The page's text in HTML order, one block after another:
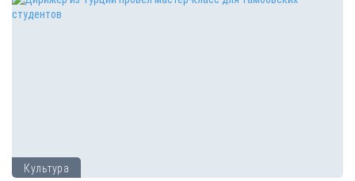
Культура